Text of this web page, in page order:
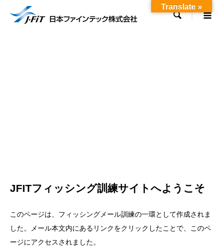

JFITフィッシング訓練サイトへようこそ
このページは、フィッシングメール訓練の一環として作成されま
した。メール本文内にあるリンクをクリックしたことで、このペ
ージにアクセスされました。
Translate »